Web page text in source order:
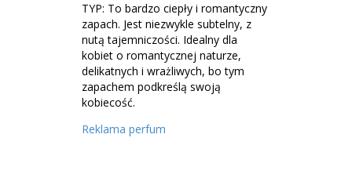
TYP: To bardzo ciepły i romantyczny
zapach. Jest niezwykle subtelny, z
nutą tajemniczości. Idealny dla
kobiet o romantycznej naturze,
delikatnych i wrażliwych, bo tym
zapachem podkreślą swoją
kobiecość.
Reklama perfum